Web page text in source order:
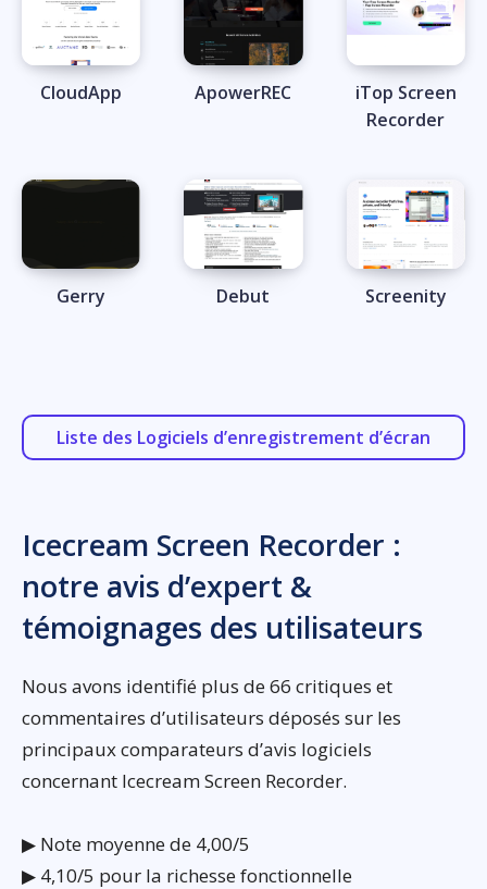
CloudApp ApowerREC
iTop Screen
Recorder
Gerry Debut Screenity
Liste des Logiciels d’enregistrement d’écran
Icecream Screen Recorder :
notre avis d’expert &
témoignages des utilisateurs
Nous avons identifié plus de 66 critiques et
commentaires d’utilisateurs déposés sur les
principaux comparateurs d’avis logiciels
concernant Icecream Screen Recorder.
▶ Note moyenne de 4,00/5
▶ 4,10/5 pour la richesse fonctionnelle